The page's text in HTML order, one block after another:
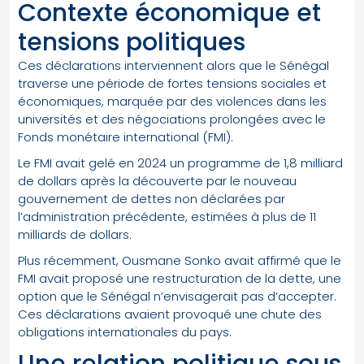
Contexte économique et
tensions politiques
Ces déclarations interviennent alors que le Sénégal
traverse une période de fortes tensions sociales et
économiques, marquée par des violences dans les
universités et des négociations prolongées avec le
Fonds monétaire international (FMI).
Le FMI avait gelé en 2024 un programme de 1,8 milliard
de dollars après la découverte par le nouveau
gouvernement de dettes non déclarées par
l’administration précédente, estimées à plus de 11
milliards de dollars.
Plus récemment, Ousmane Sonko avait affirmé que le
FMI avait proposé une restructuration de la dette, une
option que le Sénégal n’envisagerait pas d’accepter.
Ces déclarations avaient provoqué une chute des
obligations internationales du pays.